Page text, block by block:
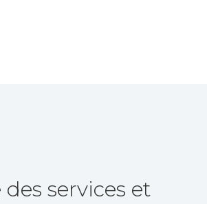
des services et